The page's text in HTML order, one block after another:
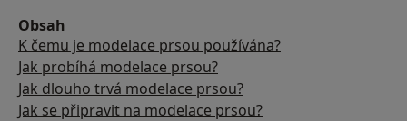
Obsah
K čemu je modelace prsou používána?
Jak probíhá modelace prsou?
Jak dlouho trvá modelace prsou?
Jak se připravit na modelace prsou?